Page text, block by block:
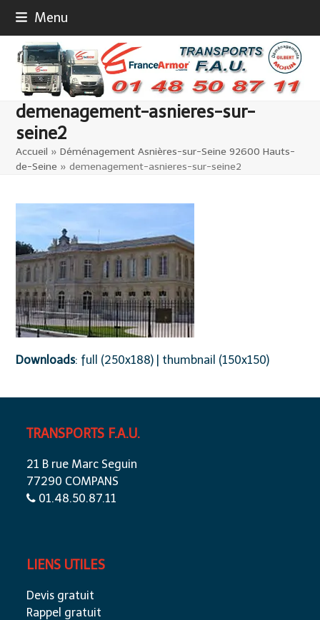
content
Menu
demenagement-asnieres-sur-
seine2
Accueil »Déménagement Asnières-sur-Seine 92600 Hauts-
de-Seine »demenagement-asnieres-sur-seine2
Downloads: full (250x188) thumbnail (150x150)
TRANSPORTS F.A.U.
21 B rue Marc Seguin
77290 COMPANS
01.48.50.87.11
LIENS UTILES
Devis gratuit
Rappel gratuit